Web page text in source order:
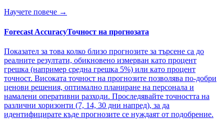
Научете повече →
Forecast AccuracyТочност на прогнозата
Показател за това колко близо прогнозите за търсене са до
реалните резултати, обикновено измерван като процент
грешка (например средна грешка 5%) или като процент
точност. Високата точност на прогнозите позволява по-добри
ценови решения, оптимално планиране на персонала и
намалени оперативни разходи. Проследявайте точността на
различни хоризонти (7, 14, 30 дни напред), за да
идентифицирате къде прогнозите се нуждаят от подобрение.